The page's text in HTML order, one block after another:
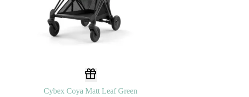
Cybex Coya Matt Leaf Green